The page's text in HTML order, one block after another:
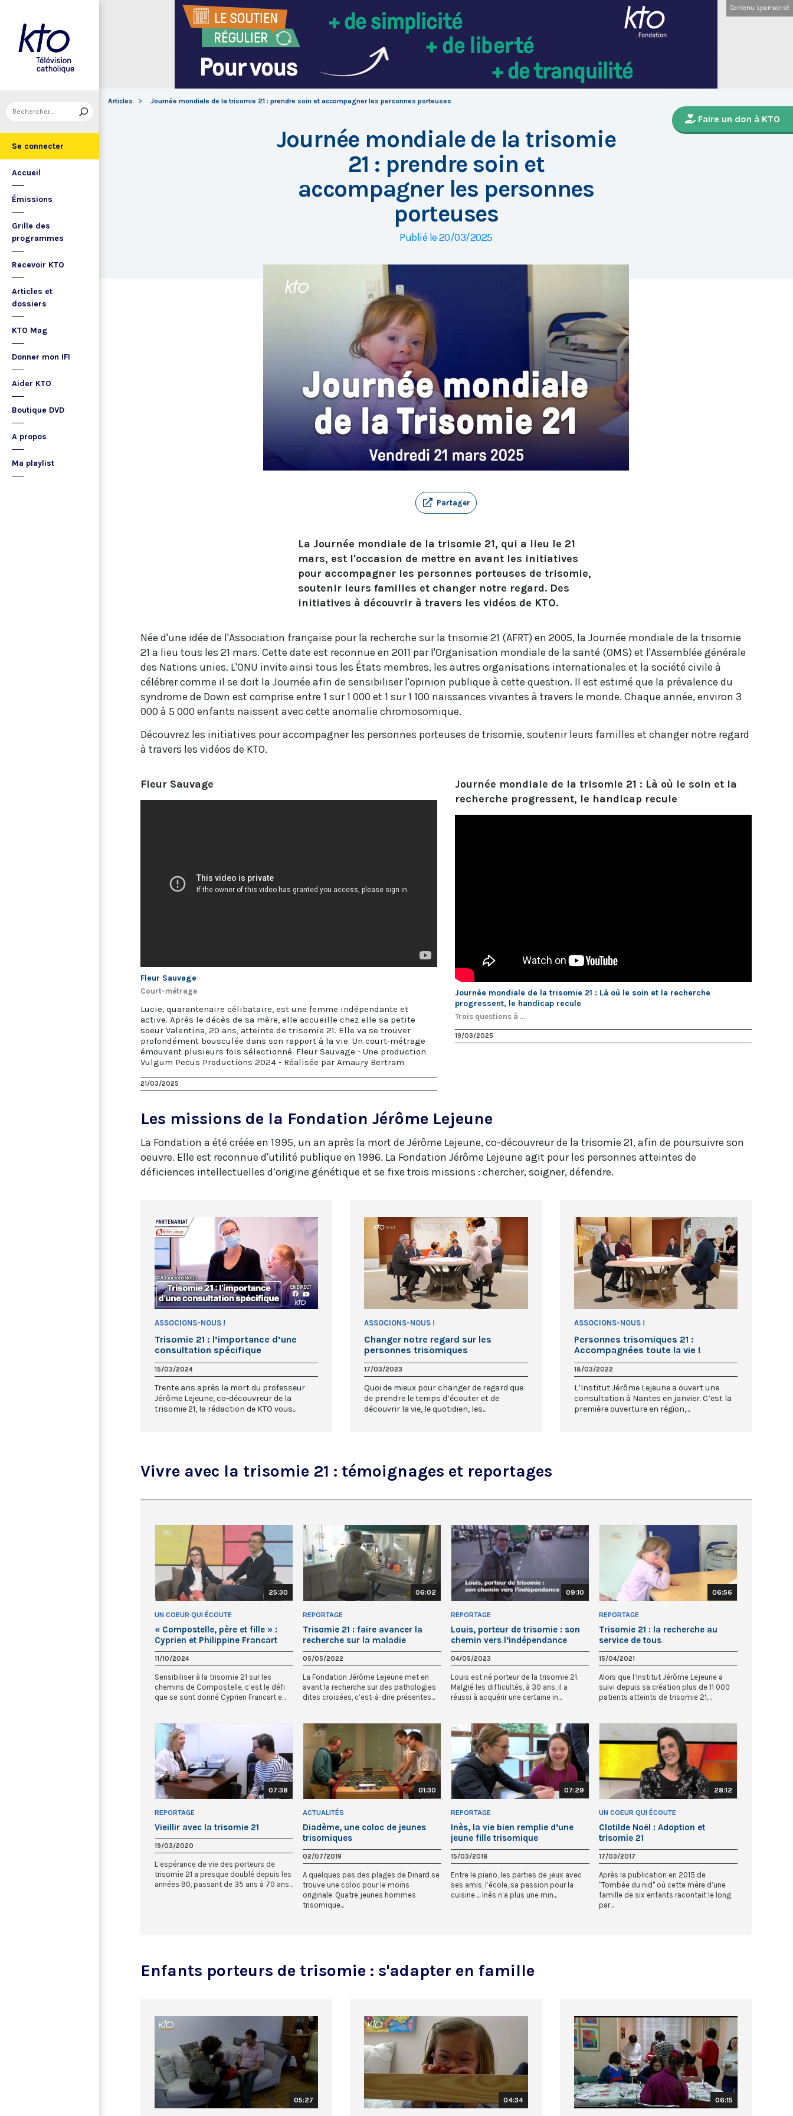
Se connecter
Accueil
Émissions
Grille des
programmes
Recevoir KTO
Articles et
dossiers
KTO Mag
Donner mon IFI
Aider KTO
Boutique DVD
A propos
Ma playlist
Contenu sponsorisé
Articles Journée mondiale de la trisomie 21 : prendre soin et accompagner les personnes porteuses
Faire un don à KTO
Journée mondiale de la trisomie
21 : prendre soin et
accompagner les personnes
porteuses
Publié le 20/03/2025
Partager
La Journée mondiale de la trisomie 21, qui a lieu le 21
mars, est l'occasion de mettre en avant les initiatives
pour accompagner les personnes porteuses de trisomie,
soutenir leurs familles et changer notre regard. Des
initiatives à découvrir à travers les vidéos de KTO.
Née d'une idée de l'Association française pour la recherche sur la trisomie 21 (AFRT) en 2005, la Journée mondiale de la trisomie
21 a lieu tous les 21 mars. Cette date est reconnue en 2011 par l'Organisation mondiale de la santé (OMS) et l'Assemblée générale
des Nations unies. L'ONU invite ainsi tous les États membres, les autres organisations internationales et la société civile à
célébrer comme il se doit la Journée afin de sensibiliser l'opinion publique à cette question. Il est estimé que la prévalence du
syndrome de Down est comprise entre 1 sur 1 000 et 1 sur 1 100 naissances vivantes à travers le monde. Chaque année, environ 3
000 à 5 000 enfants naissent avec cette anomalie chromosomique.
Découvrez les initiatives pour accompagner les personnes porteuses de trisomie, soutenir leurs familles et changer notre regard
à travers les vidéos de KTO.
Fleur Sauvage
Fleur Sauvage
Court-métrage
Lucie, quarantenaire célibataire, est une femme indépendante et
active. Après le décès de sa mère, elle accueille chez elle sa petite
soeur Valentina, 20 ans, atteinte de trisomie 21. Elle va se trouver
profondément bousculée dans son rapport à la vie. Un court-métrage
émouvant plusieurs fois sélectionné. Fleur Sauvage - Une production
Vulgum Pecus Productions 2024 - Réalisée par Amaury Bertram
21/03/2025
Journée mondiale de la trisomie 21 : Là où le soin et la
recherche progressent, le handicap recule
Journée mondiale de la trisomie 21 : Là où le soin et la recherche
progressent, le handicap recule
Trois questions à ...
19/03/2025
Les missions de la Fondation Jérôme Lejeune
La Fondation a été créée en 1995, un an après la mort de Jérôme Lejeune, co-découvreur de la trisomie 21, afin de poursuivre son
oeuvre. Elle est reconnue d'utilité publique en 1996. La Fondation Jérôme Lejeune agit pour les personnes atteintes de
déficiences intellectuelles d’origine génétique et se fixe trois missions : chercher, soigner, défendre.
ASSOCIONS-NOUS !
Trisomie 21 : l’importance d’une
consultation spécifique
15/03/2024
Trente ans après la mort du professeur
Jérôme Lejeune, co-découvreur de la
trisomie 21, la rédaction de KTO vous...
ASSOCIONS-NOUS !
Changer notre regard sur les
personnes trisomiques
17/03/2023
Quoi de mieux pour changer de regard que
de prendre le temps d’écouter et de
découvrir la vie, le quotidien, les...
ASSOCIONS-NOUS !
Personnes trisomiques 21 :
Accompagnées toute la vie !
18/03/2022
L’Institut Jérôme Lejeune a ouvert une
consultation à Nantes en janvier. C’est la
première ouverture en région,...
Vivre avec la trisomie 21 : témoignages et reportages
25:30
UN COEUR QUI ÉCOUTE
« Compostelle, père et fille » :
Cyprien et Philippine Francart
11/10/2024
Sensibiliser à la trisomie 21 sur les
chemins de Compostelle, c’est le défi
que se sont donné Cyprien Francart e...
06:02
REPORTAGE
Trisomie 21 : faire avancer la
recherche sur la maladie
d’Alzheimer
05/05/2022
La Fondation Jérôme Lejeune met en
avant la recherche sur des pathologies
dites croisées, c’est-à-dire présentes...
09:10
REPORTAGE
Louis, porteur de trisomie : son
chemin vers l’indépendance
04/05/2023
Louis est né porteur de la trisomie 21.
Malgré les difficultés, à 30 ans, il a
réussi à acquérir une certaine in...
06:56
REPORTAGE
Trisomie 21 : la recherche au
service de tous
15/04/2021
Alors que l’Institut Jérôme Lejeune a
suivi depuis sa création plus de 11 000
patients atteints de trisomie 21,...
07:38
REPORTAGE
Vieillir avec la trisomie 21
19/03/2020
L’espérance de vie des porteurs de
trisomie 21 a presque doublé depuis les
années 90, passant de 35 ans à 70 ans...
01:30
ACTUALITÉS
Diadème, une coloc de jeunes
trisomiques
02/07/2019
A quelques pas des plages de Dinard se
trouve une coloc pour le moins
originale. Quatre jeunes hommes
trisomique...
07:29
REPORTAGE
Inès, la vie bien remplie d’une
jeune fille trisomique
15/03/2018
Entre le piano, les parties de jeux avec
ses amis, l’école, sa passion pour la
cuisine ... Inès n’a plus une min...
28:12
UN COEUR QUI ÉCOUTE
Clotilde Noël : Adoption et
trisomie 21
17/03/2017
Après la publication en 2015 de
"Tombée du nid" où cette mère d’une
famille de six enfants racontait le long
par...
Enfants porteurs de trisomie : s'adapter en famille
05:27 04:34 06:15